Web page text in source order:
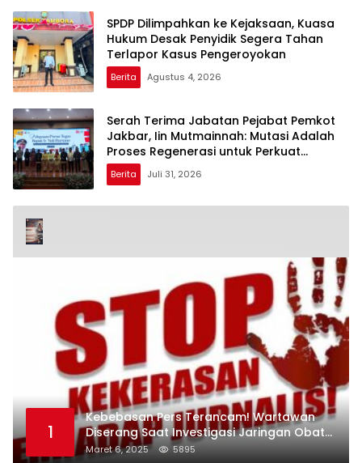
SPDP Dilimpahkan ke Kejaksaan, Kuasa
Hukum Desak Penyidik Segera Tahan
Terlapor Kasus Pengeroyokan
Berita Agustus 4, 2026
Serah Terima Jabatan Pejabat Pemkot
Jakbar, Iin Mutmainnah: Mutasi Adalah
Proses Regenerasi untuk Perkuat
Pelayanan Publik
Berita Juli 31, 2026
1
Kebebasan Pers Terancam! Wartawan
Diserang Saat Investigasi Jaringan Obat
Terlarang
Maret 6, 2025 5895